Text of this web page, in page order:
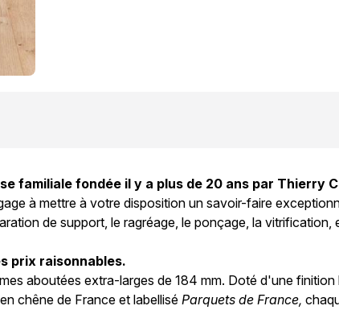
familiale fondée il y a plus de 20 ans par Thierry
à mettre à votre disposition un savoir-faire
de support, le ragréage, le ponçage, la
prix raisonnables.
aboutées extra-larges de 184 mm. Doté d'une
chêne de France et labelliséParquets de France,